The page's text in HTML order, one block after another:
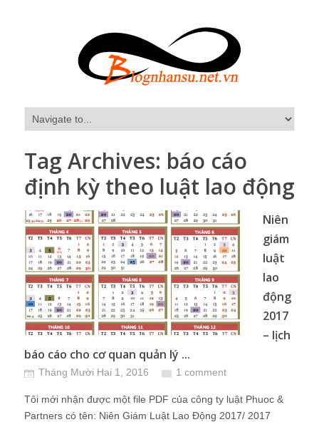
Tag Archives: báo cáo
định kỳ theo luật lao động
Niên
giám
luật
lao
động
2017
– lịch
báo cáo cho cơ quan quản lý ...
Tháng Mười Hai 1, 2016 1 comment
Tôi mới nhận được một file PDF của công ty luật Phuoc &
Partners có tên: Niên Giám Luật Lao Động 2017/ 2017